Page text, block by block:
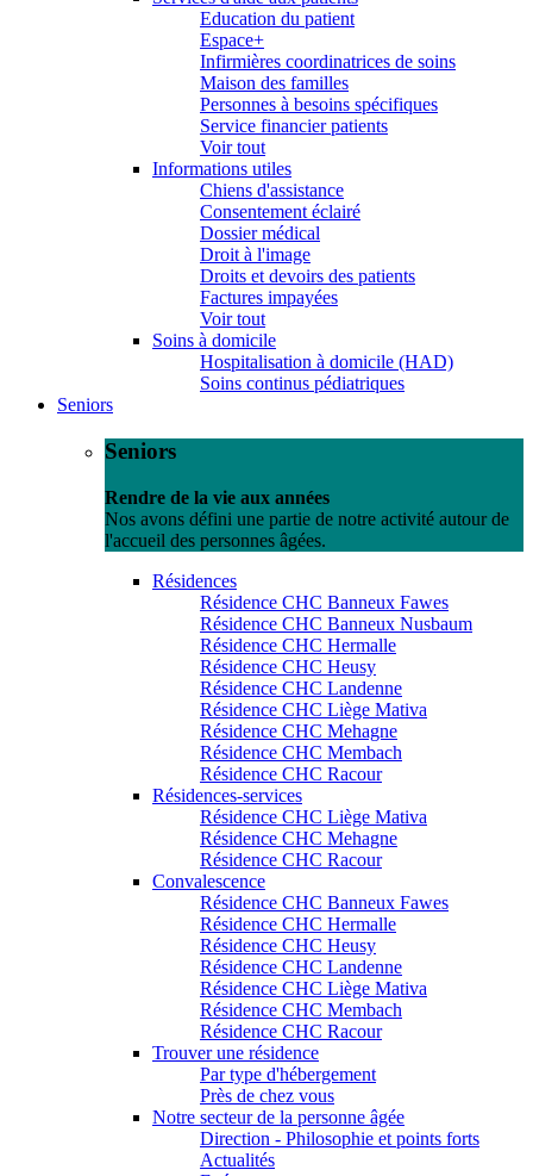
Education du patient
Espace+
Infirmières coordinatrices de soins
Maison des familles
Personnes à besoins spécifiques
Service financier patients
Voir tout
Informations utiles
Chiens d'assistance
Consentement éclairé
Dossier médical
Droit à l'image
Droits et devoirs des patients
Factures impayées
Voir tout
Soins à domicile
Hospitalisation à domicile (HAD)
Soins continus pédiatriques
Seniors
Seniors
Rendre de la vie aux années
Nos avons défini une partie de notre activité autour de
l'accueil des personnes âgées.
Résidences
Résidence CHC Banneux Fawes
Résidence CHC Banneux Nusbaum
Résidence CHC Hermalle
Résidence CHC Heusy
Résidence CHC Landenne
Résidence CHC Liège Mativa
Résidence CHC Mehagne
Résidence CHC Membach
Résidence CHC Racour
Résidences-services
Résidence CHC Liège Mativa
Résidence CHC Mehagne
Résidence CHC Racour
Convalescence
Résidence CHC Banneux Fawes
Résidence CHC Hermalle
Résidence CHC Heusy
Résidence CHC Landenne
Résidence CHC Liège Mativa
Résidence CHC Membach
Résidence CHC Racour
Trouver une résidence
Par type d'hébergement
Près de chez vous
Notre secteur de la personne âgée
Direction - Philosophie et points forts
Actualités